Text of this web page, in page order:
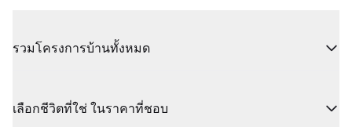
รวมโครงการบ้านทั้งหมด
เลือกชีวิตที่ใช่ ในราคาที่ชอบ